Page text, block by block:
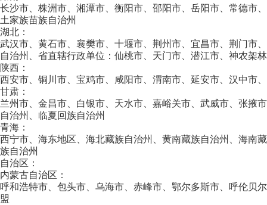
长沙市、株洲市、湘潭市、衡阳市、邵阳市、岳阳市、常德市
土家族苗族自治州
湖北：
武汉市、黄石市、襄樊市、十堰市、荆州市、宜昌市、荆门市
自治州、省直辖行政单位：仙桃市、天门市、潜江市、神农架
陕西：
西安市、铜川市、宝鸡市、咸阳市、渭南市、延安市、汉中市
甘肃：
兰州市、金昌市、白银市、天水市、嘉峪关市、武威市、张掖
自治州、临夏回族自治州
青海：
西宁市、海东地区、海北藏族自治州、黄南藏族自治州、海南
族自治州
自治区：
内蒙古自治区：
呼和浩特市、包头市、乌海市、赤峰市、鄂尔多斯市、呼伦贝
盟